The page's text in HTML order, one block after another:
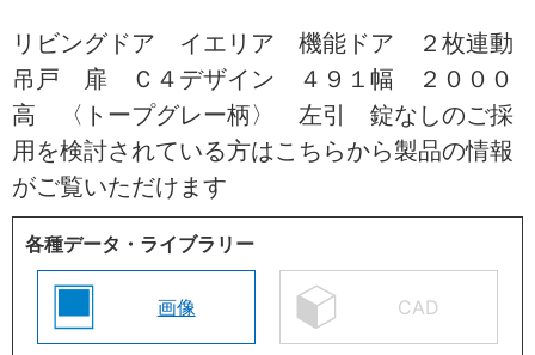
リビングドア イエリア 機能ドア ２枚連動
吊戸 扉 Ｃ４デザイン ４９１幅 ２０００
高 〈トープグレー柄〉 左引 錠なしのご採
用を検討されている方はこちらから製品の情報
がご覧いただけます
各種データ・ライブラリー
画像 CAD